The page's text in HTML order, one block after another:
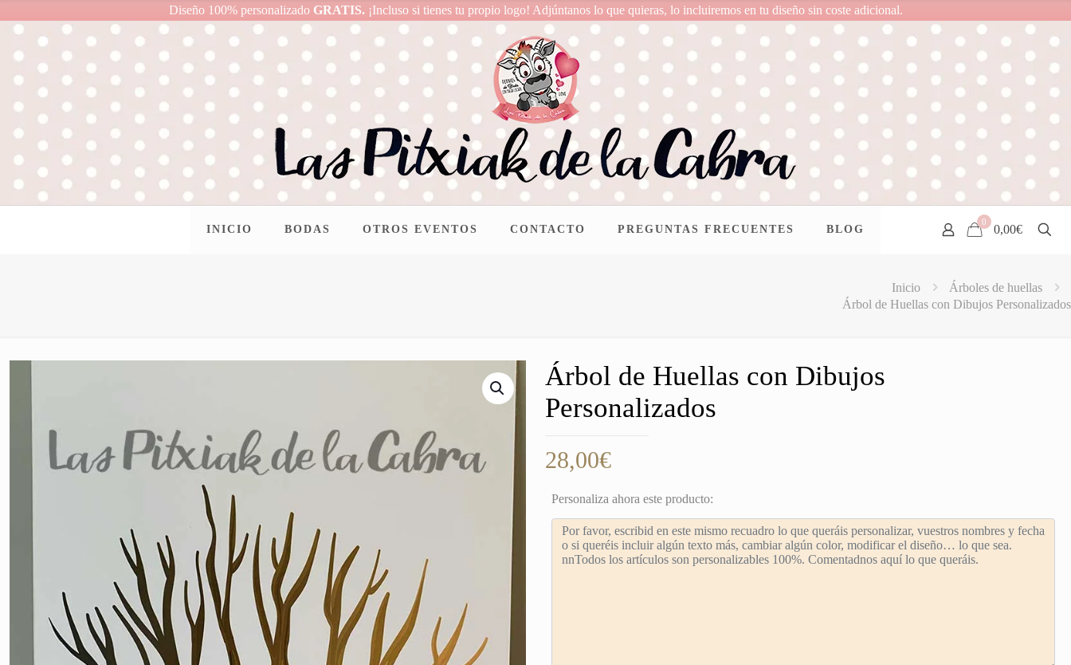
Diseño 100% personalizado GRATIS. ¡Incluso si tienes tu propio logo! Adjúntanos lo que quieras, lo incluiremos en tu diseño sin coste adicional.
INICIO BODAS OTROS EVENTOS CONTACTO PREGUNTAS FRECUENTES BLOG
0
0,00€
Inicio
Árboles de huellas
Árbol de Huellas con Dibujos Personalizados
Árbol de Huellas con Dibujos
Personalizados
28,00€
Personaliza ahora este producto: